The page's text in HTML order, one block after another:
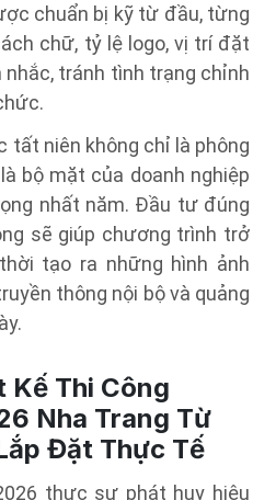
chuẩn bị kỹ từ đầu, từng
chữ, tỷ lệ logo, vị trí đặt
tránh tình trạng chỉnh
tất niên không chỉ là phông
bộ mặt của doanh nghiệp
nhất năm. Đầu tư đúng
sẽ giúp chương trình trở
tạo ra những hình ảnh
thông nội bộ và quảng
Kế Thi Công
Nha Trang Từ
Đặt Thực Tế
thực sự phát huy hiệu